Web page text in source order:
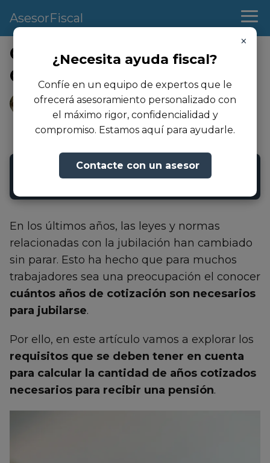
AsesorFiscal
×
¿Necesita ayuda fiscal?
Confíe en un equipo de expertos que le
ofrecerá asesoramiento personalizado con
el máximo rigor, confidencialidad y
compromiso. Estamos aquí para ayudarle.
Contacte con un asesor
Cuantos Años hay que
Cotizar para Jubilarse 2025
Andrea Martinez
06/12/2022
- Actualizado: 23/08/2024
➜ ¿Necesita asesoramiento fiscal?
En los últimos años, las leyes y normas
relacionadas con la jubilación han cambiado
sin parar. Esto ha hecho que para muchos
trabajadores sea una preocupación el conocer
cuántos años de cotización son necesarios
para jubilarse.
Por ello, en este artículo vamos a explorar los
requisitos que se deben tener en cuenta
para calcular la cantidad de años cotizados
necesarios para recibir una pensión.